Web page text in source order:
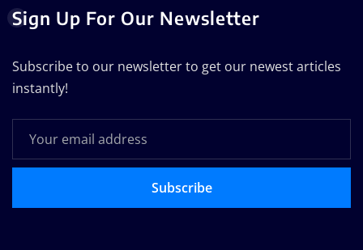
Sign Up For Our Newsletter
Subscribe to our newsletter to get our newest articles
instantly!
Subscribe